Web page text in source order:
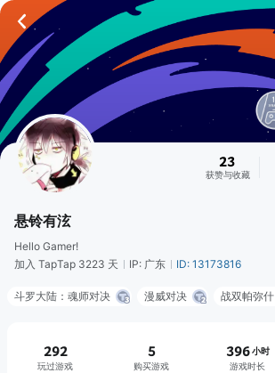
23
获赞与收藏
悬铃有泫
Hello Gamer!
加入 TapTap 3223 天
IP: 广东 ID: 13173816
斗罗大陆：魂师对决 漫威对决 战双帕弥什
數碼寶貝Linkz
战舰联盟
292
玩过游戏
5
购买游戏
396 小时
游戏时长